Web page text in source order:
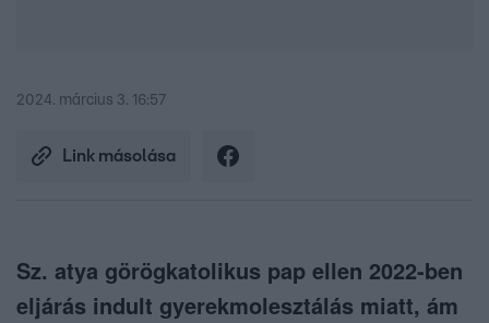
2024. március 3. 16:57
Link másolása
Sz. atya görögkatolikus pap ellen 2022-ben
eljárás indult gyerekmolesztálás miatt, ám